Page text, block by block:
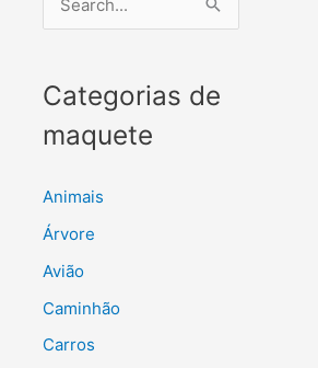
e
q
u
s
a
r
Categorias de
maquete
Animais
Árvore
Avião
Caminhão
Carros